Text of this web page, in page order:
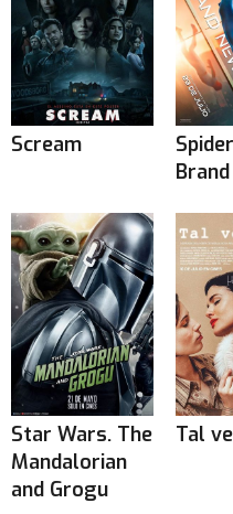
Scream
Star Wars. The
Mandalorian
and Grogu
Tal